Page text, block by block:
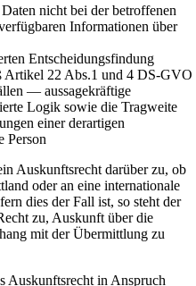
nicht bei der betroffenen
Informationen über
Entscheidungsfindung
Artikel 22 Abs.1 und 4 DS-GVO
— aussagekräftige
Logik sowie die Tragweite
einer derartigen
Person
Auskunftsrecht darüber zu, ob
oder an eine internationale
dies der Fall ist, so steht der
zu, Auskunft über die
mit der Übermittlung zu
Auskunftsrecht in Anspruch